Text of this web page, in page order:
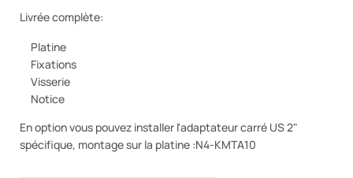
Livrée complète:
Platine
Fixations
Visserie
Notice
En option vous pouvez installer l'adaptateur carré US 2"
spécifique, montage sur la platine :N4-KMTA10